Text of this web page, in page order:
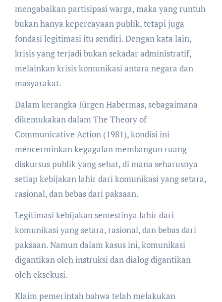
mengabaikan partisipasi warga, maka yang runtuh
bukan hanya kepercayaan publik, tetapi juga
fondasi legitimasi itu sendiri. Dengan kata lain,
krisis yang terjadi bukan sekadar administratif,
melainkan krisis komunikasi antara negara dan
masyarakat.
Dalam kerangka Jürgen Habermas, sebagaimana
dikemukakan dalam The Theory of
Communicative Action (1981), kondisi ini
mencerminkan kegagalan membangun ruang
diskursus publik yang sehat, di mana seharusnya
setiap kebijakan lahir dari komunikasi yang setara,
rasional, dan bebas dari paksaan.
Legitimasi kebijakan semestinya lahir dari
komunikasi yang setara, rasional, dan bebas dari
paksaan. Namun dalam kasus ini, komunikasi
digantikan oleh instruksi dan dialog digantikan
oleh eksekusi.
Klaim pemerintah bahwa telah melakukan